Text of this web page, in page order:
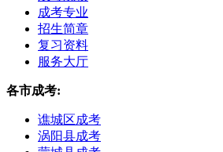
成考专业
招生简章
复习资料
服务大厅
各市成考:
谯城区成考
涡阳县成考